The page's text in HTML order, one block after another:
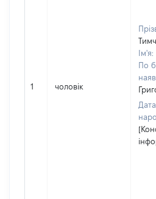
1 чоловік
Ім'я:
По
Дата